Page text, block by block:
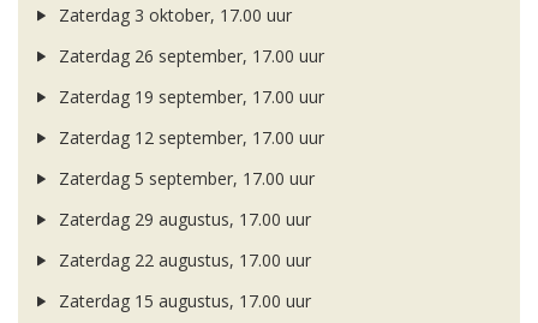
Zaterdag 3 oktober, 17.00 uur
Zaterdag 26 september, 17.00 uur
Zaterdag 19 september, 17.00 uur
Zaterdag 12 september, 17.00 uur
Zaterdag 5 september, 17.00 uur
Zaterdag 29 augustus, 17.00 uur
Zaterdag 22 augustus, 17.00 uur
Zaterdag 15 augustus, 17.00 uur